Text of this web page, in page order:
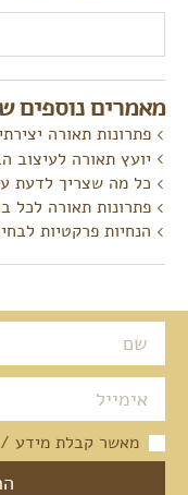
מאמרים נוספים
פתרונות תאורה
יועץ תאורה לעיצוב
כל מה שצריך לדעת
פתרונות תאורה לכל
הנחיות פרקטיות
מאשר קבלת מידע /